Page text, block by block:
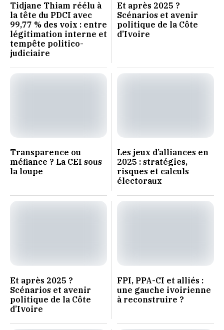
Tidjane Thiam réélu à
la tête du PDCI avec
99,77 % des voix : entre
légitimation interne et
tempête politico-
judiciaire
Et après 2025 ?
Scénarios et avenir
politique de la Côte
d’Ivoire
Transparence ou
méfiance ? La CEI sous
la loupe
Les jeux d’alliances en
2025 : stratégies,
risques et calculs
électoraux
Et après 2025 ?
Scénarios et avenir
politique de la Côte
d’Ivoire
FPI, PPA-CI et alliés :
une gauche ivoirienne
à reconstruire ?